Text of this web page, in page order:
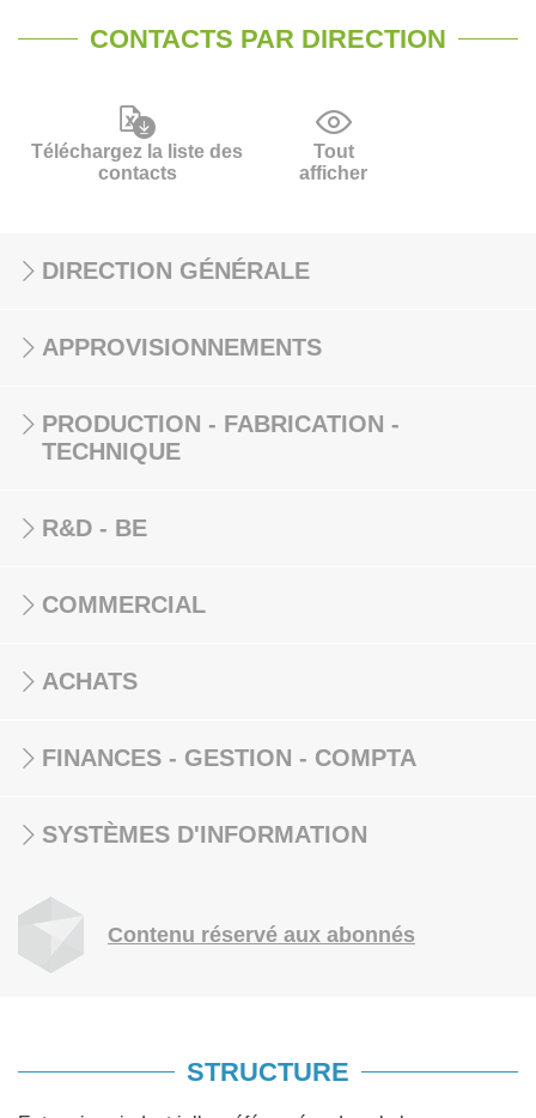
CONTACTS PAR DIRECTION
Téléchargez la liste des
contacts
Tout
afficher
DIRECTION GÉNÉRALE
APPROVISIONNEMENTS
PRODUCTION - FABRICATION -
TECHNIQUE
R&D - BE
COMMERCIAL
ACHATS
FINANCES - GESTION - COMPTA
SYSTÈMES D'INFORMATION
Contenu réservé aux abonnés
STRUCTURE